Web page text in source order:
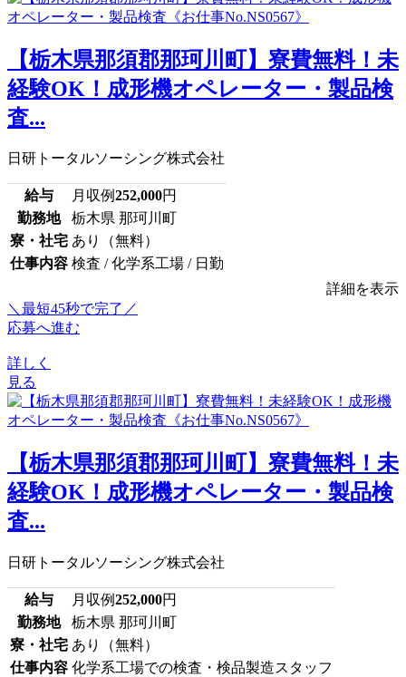
【栃木県那須郡那珂川町】寮費無料！未
経験OK！成形機オペレーター・製品検
査...
日研トータルソーシング株式会社
給与 月収例252,000円
勤務地
栃木県 那珂川町
寮・社宅 あり（無料）
仕事内容 検査 / 化学系工場 / 日勤
詳細を表示
＼最短45秒で完了／
応募へ進む
詳しく
見る
【栃木県那須郡那珂川町】寮費無料！未
経験OK！成形機オペレーター・製品検
査...
日研トータルソーシング株式会社
給与 月収例252,000円
勤務地
栃木県 那珂川町
寮・社宅 あり（無料）
仕事内容 化学系工場での検査・検品製造スタッフ